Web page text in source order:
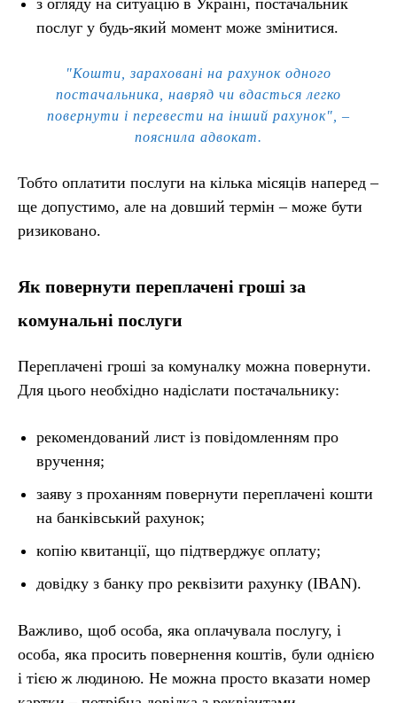
з огляду на ситуацію в Україні, постачальник
послуг у будь-який момент може змінитися.
"Кошти, зараховані на рахунок одного
постачальника, навряд чи вдасться легко
повернути і перевести на інший рахунок", –
пояснила адвокат.
Тобто оплатити послуги на кілька місяців наперед –
ще допустимо, але на довший термін – може бути
ризиковано.
Як повернути переплачені гроші за
комунальні послуги
Переплачені гроші за комуналку можна повернути.
Для цього необхідно надіслати постачальнику:
рекомендований лист із повідомленням про
вручення;
заяву з проханням повернути переплачені кошти
на банківський рахунок;
копію квитанції, що підтверджує оплату;
довідку з банку про реквізити рахунку (IBAN).
Важливо, щоб особа, яка оплачувала послугу, і
особа, яка просить повернення коштів, були однією
і тією ж людиною. Не можна просто вказати номер